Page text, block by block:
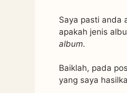
Saya pasti anda
apakah jenis
album.
Baiklah, pada
yang saya